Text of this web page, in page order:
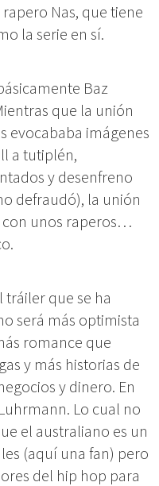
Nas, que tiene
la serie en sí.
Baz
que la unión
evocababa imágenes
a tutiplén,
y desenfreno
defraudó), la unión
con unos raperos…
que se ha
será más optimista
romance que
y más historias de
y dinero. En
Lo cual no
el australiano es un
(aquí una fan) pero
del hip hop para